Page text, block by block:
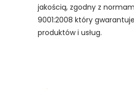
jakością, zgodny z
9001:2008 który
produktów i usług.